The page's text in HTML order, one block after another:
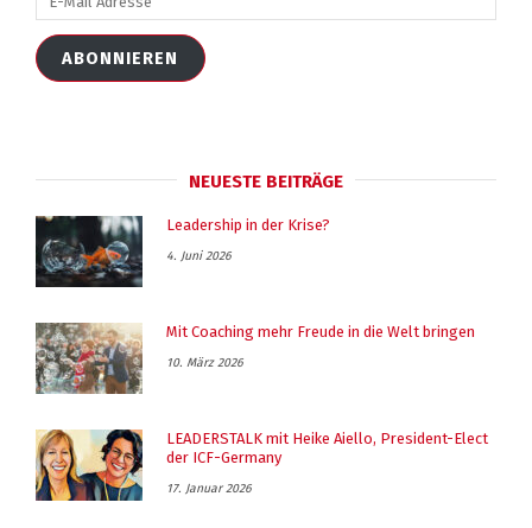
Mail
AdresseABONNIEREN
NEUESTE BEITRÄGE
Leadership in der Krise?
4. Juni 2026
Mit Coaching mehr Freude in die Welt bringen
10. März 2026
LEADERSTALK mit Heike Aiello, President-Elect
der ICF-Germany
17. Januar 2026